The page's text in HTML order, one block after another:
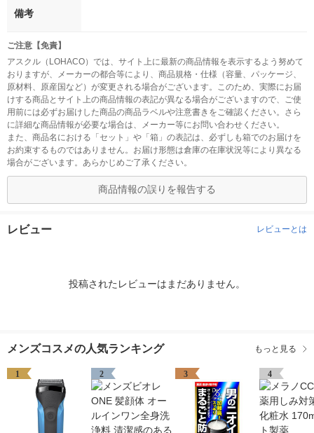
備考
ご注意【免責】
アスクル（LOHACO）では、サイト上に最新の商品情報を表示するよう努めて
おりますが、メーカーの都合等により、商品規格・仕様（容量、パッケージ、
原材料、原産国など）が変更される場合がございます。このため、実際にお届
けする商品とサイト上の商品情報の表記が異なる場合がございますので、ご使
用前には必ずお届けした商品の商品ラベルや注意書きをご確認ください。さら
に詳細な商品情報が必要な場合は、メーカー等にお問い合わせください。
また、商品名における「セット」や「箱」の表記は、必ずしも箱でのお届けを
お約束するものではありません。お届け形態は倉庫の在庫状況等により異なる
場合がございます。あらかじめご了承ください。
商品情報の誤りを報告する
レビュー レビューとは
投稿されたレビューはまだありません。
メンズコスメの人気ランキング もっと見る
1 2 3 4